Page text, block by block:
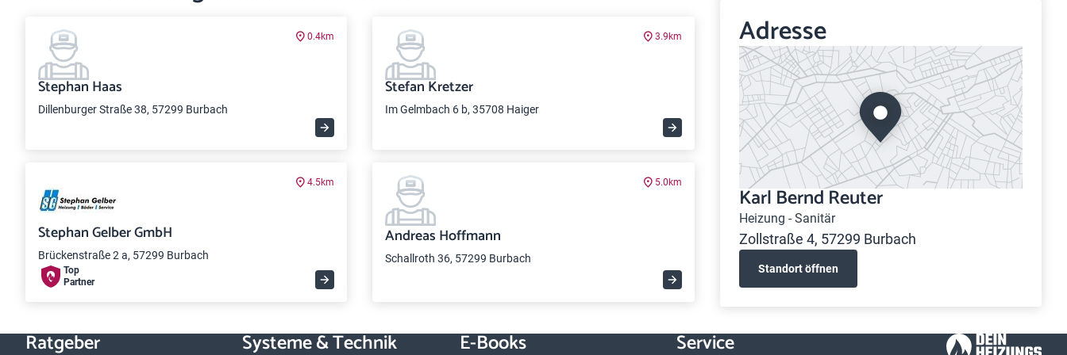
0.4km
Stephan Haas
Dillenburger Straße 38, 57299 Burbach
3.9km
Stefan Kretzer
Im Gelmbach 6 b, 35708 Haiger
4.5km
Stephan Gelber GmbH
Brückenstraße 2 a, 57299 Burbach
Top
Partner
5.0km
Andreas Hoffmann
Schallroth 36, 57299 Burbach
Adresse
Karl Bernd Reuter
Heizung - Sanitär
Zollstraße 4, 57299 Burbach
Standort öffnen
Ratgeber Systeme & Technik E-Books Service